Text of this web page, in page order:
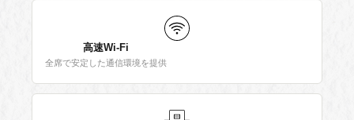
高速Wi-Fi
全席で安定した通信環境を提供